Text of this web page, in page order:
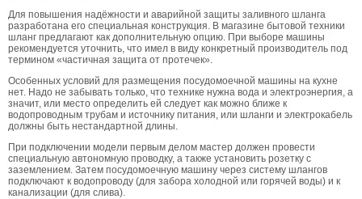
Для повышения надёжности и аварийной защиты заливного шланга
разработана его специальная конструкция. В магазине бытовой техники
шланг предлагают как дополнительную опцию. При выборе машины
рекомендуется уточнить, что имел в виду конкретный производитель под
термином «частичная защита от протечек».
Особенных условий для размещения посудомоечной машины на кухне
нет. Надо не забывать только, что технике нужна вода и электроэнергия, а
значит, или место определить ей следует как можно ближе к
водопроводным трубам и источнику питания, или шланги и электрокабель
должны быть нестандартной длины.
При подключении модели первым делом мастер должен провести
специальную автономную проводку, а также установить розетку с
заземлением. Затем посудомоечную машину через систему шлангов
подключают к водопроводу (для забора холодной или горячей воды) и к
канализации (для слива).